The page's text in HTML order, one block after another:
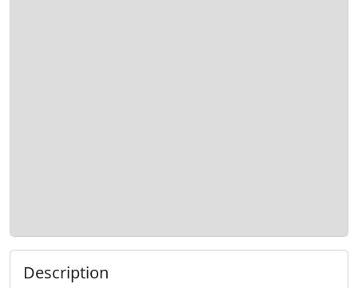
Description